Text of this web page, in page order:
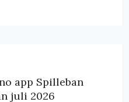
app Spilleban
juli 2026